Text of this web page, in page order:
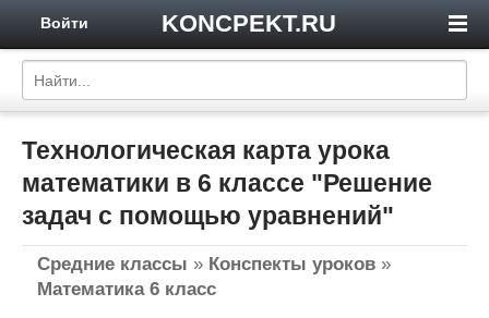
KONCPEKT.RU
Войти
Технологическая карта урока
математики в 6 классе "Решение
задач с помощью уравнений"
Средние классы » Конспекты уроков »
Математика 6 класс